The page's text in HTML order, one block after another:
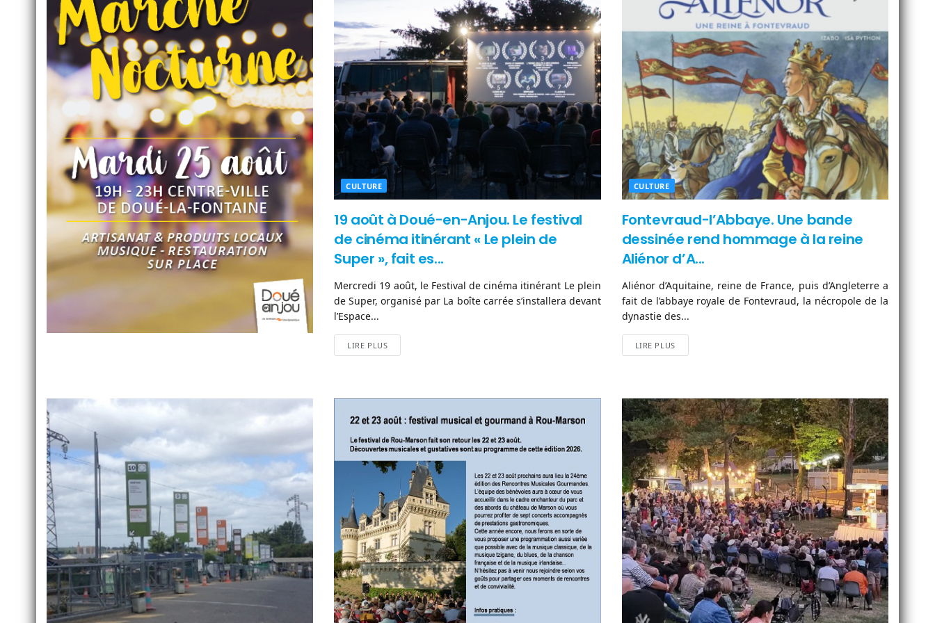
CULTURE
19 août à Doué-en-Anjou. Le festival
de cinéma itinérant « Le plein de
Super », fait es...
Mercredi 19 août, le Festival de cinéma itinérant Le plein
de Super, organisé par La boîte carrée s’installera devant
l’Espace...
LIRE PLUS
CULTURE
Fontevraud-l’Abbaye. Une bande
dessinée rend hommage à la reine
Aliénor d’A...
Aliénor d’Aquitaine, reine de France, puis d’Angleterre a
fait de l’abbaye royale de Fontevraud, la nécropole de la
dynastie des...
LIRE PLUS